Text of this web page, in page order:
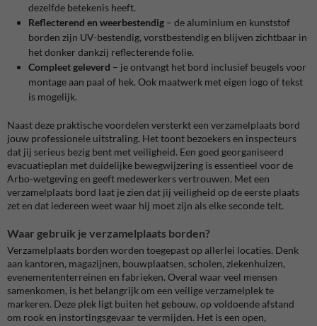
dezelfde betekenis heeft.
Reflecterend en weerbestendig – de aluminium en kunststof
borden zijn UV-bestendig, vorstbestendig en blijven zichtbaar in
het donker dankzij reflecterende folie.
Compleet geleverd – je ontvangt het bord inclusief beugels voor
montage aan paal of hek. Ook maatwerk met eigen logo of tekst
is mogelijk.
Naast deze praktische voordelen versterkt een verzamelplaats bord
jouw professionele uitstraling. Het toont bezoekers en inspecteurs
dat jij serieus bezig bent met veiligheid. Een goed georganiseerd
evacuatieplan met duidelijke bewegwijzering is essentieel voor de
Arbo-wetgeving en geeft medewerkers vertrouwen. Met een
verzamelplaats bord laat je zien dat jij veiligheid op de eerste plaats
zet en dat iedereen weet waar hij moet zijn als elke seconde telt.
Waar gebruik je verzamelplaats borden?
Verzamelplaats borden worden toegepast op allerlei locaties. Denk
aan kantoren, magazijnen, bouwplaatsen, scholen, ziekenhuizen,
evenemententerreinen en fabrieken. Overal waar veel mensen
samenkomen, is het belangrijk om een veilige verzamelplek te
markeren. Deze plek ligt buiten het gebouw, op voldoende afstand
om rook en instortingsgevaar te vermijden. Het is een open,